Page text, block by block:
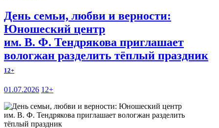
День семьи, любви и верности:
Юношеский центр
им. В. Ф. Тендрякова приглашает
вологжан разделить тёплый праздник
12+
01.07.2026 12+